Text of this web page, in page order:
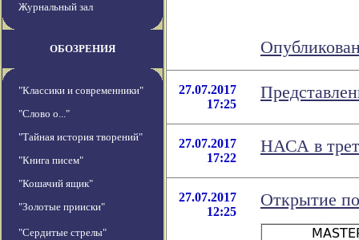
Журнальный зал
ОБОЗРЕНИЯ
"Классики и современники"
"Слово о..."
"Тайная история творений"
"Книга писем"
"Кошачий ящик"
"Золотые прииски"
"Сердитые стрелы"
27.07.2017
17:25
27.07.2017
17:22
НАСА в
27.07.2017
12:25
Открытие